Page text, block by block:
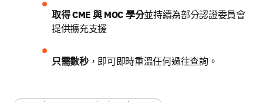
取得 CME 與 MOC 學分並持續為部分認證委員會
提供擴充支援
只需數秒，即可即時重溫任何過往查詢。